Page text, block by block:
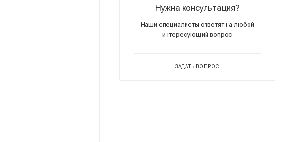
Нужна консультация?
Наши специалисты ответят на любой
интересующий вопрос
ЗАДАТЬ ВОПРОС